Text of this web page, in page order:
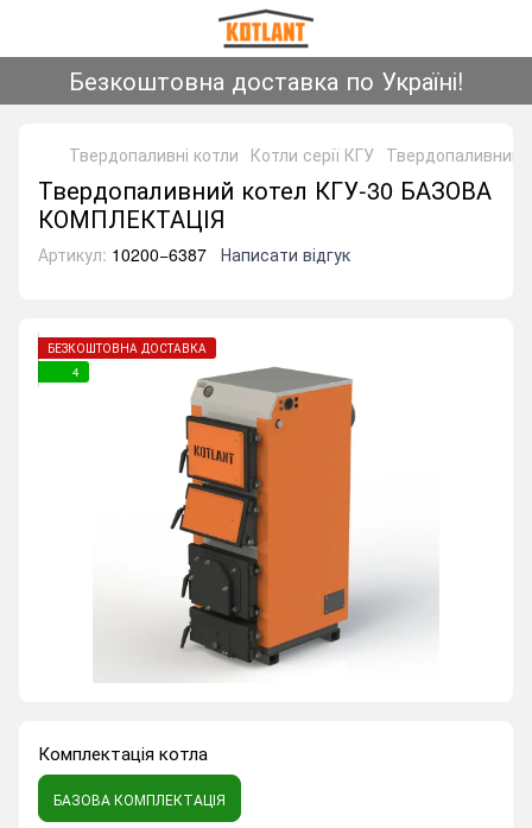
Безкоштовна доставка по Україні!
Твердопаливні котли Котли серії КГУ
Твердопаливний котел КГУ-30 БАЗОВА
КОМПЛЕКТАЦІЯ
Артикул: 10200−6387 Написати відгук
БЕЗКОШТОВНА ДОСТАВКА
4
Комплектація котла
БАЗОВА КОМПЛЕКТАЦІЯ